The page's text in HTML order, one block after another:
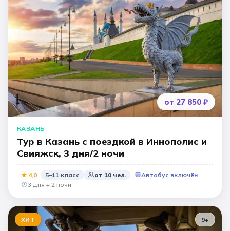
от 27 850 ₽
КАЗАНЬ
Тур в Казань с поездкой в Иннополис и
Свияжск, 3 дня/2 ночи
★ 4,0 5–11 класс от 10 чел.
Автобус включён
3 дня + 2 ночи
ХИТ 9+